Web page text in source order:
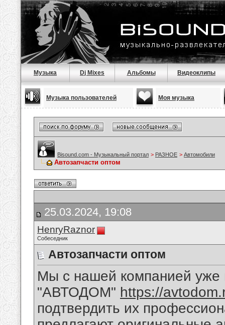
Музыка Dj Mixes Альбомы Видеоклипы
Музыка пользователей Моя музыка
Bisound.com - Музыкальный портал > РАЗНОЕ > Автомобили
Автозапчасти оптом
25.03.2024, 19:08
HenryRaznor
Собеседник
Автозапчасти оптом
Мы с нашей компанией уже
"АВТОДОМ" https://
подтвердить их